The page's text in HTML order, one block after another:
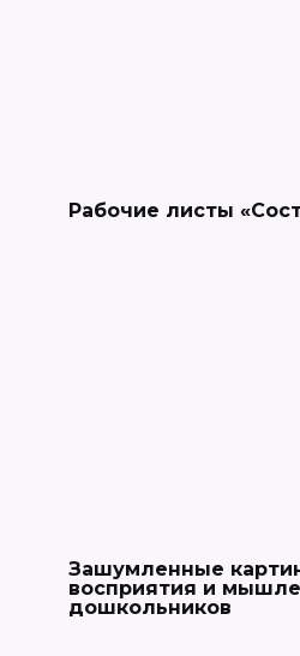
Рабочие листы
Зашумленные
восприятия и
дошкольников